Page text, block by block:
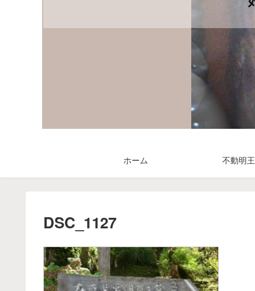
ホーム 不動明王
DSC_1127